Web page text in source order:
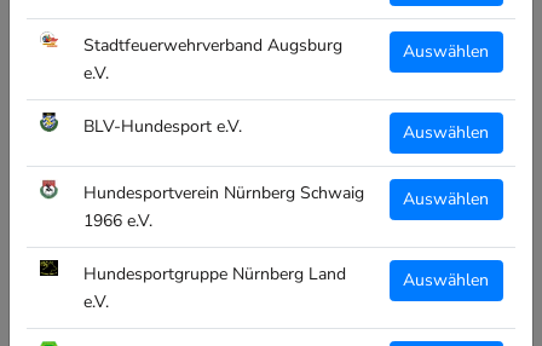
Stadtfeuerwehrverband Augsburg
e.V.
Auswählen
BLV-Hundesport e.V. Auswählen
Hundesportverein Nürnberg Schwaig
1966 e.V.
Auswählen
Hundesportgruppe Nürnberg Land
e.V.
Auswählen
CLIQUE
CLIQUE PRESTIGE BACKPACK -
040311-955 TC MERING
inkl. MwSt
Größe: